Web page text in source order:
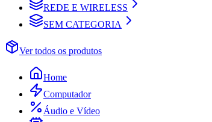
REDE E WIRELESS
SEM CATEGORIA
Ver todos os produtos
Home
Computador
Áudio e Vídeo